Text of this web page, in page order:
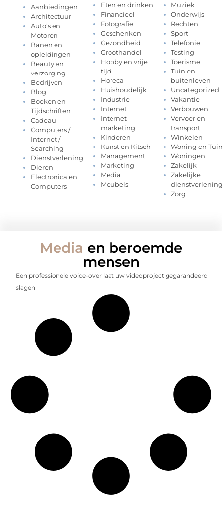
Aanbiedingen
Architectuur
Auto's en
Motoren
Banen en
opleidingen
Beauty en
verzorging
Bedrijven
Blog
Boeken en
Tijdschriften
Cadeau
Computers /
Internet /
Searching
Dienstverlening
Dieren
Electronica en
Computers
Eten en drinken
Financieel
Fotografie
Geschenken
Gezondheid
Groothandel
Hobby en vrije
tijd
Horeca
Huishoudelijk
Industrie
Internet
Internet
marketing
Kinderen
Kunst en Kitsch
Management
Marketing
Media
Meubels
Muziek
Onderwijs
Rechten
Sport
Telefonie
Testing
Toerisme
Tuin en
buitenleven
Uncategorized
Vakantie
Verbouwen
Vervoer en
transport
Winkelen
Woning en Tuin
Woningen
Zakelijk
Zakelijke
dienstverlening
Zorg
Media en beroemde
mensen
Een professionele voice-over laat uw videoproject gegarandeerd
slagen